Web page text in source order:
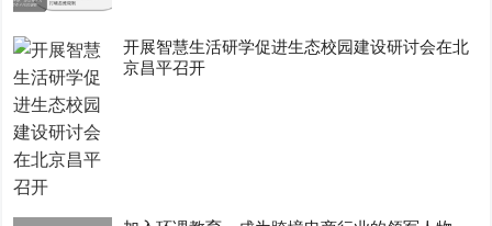
开展智慧生活研学促进生态校园建设研讨会在北
京昌平召开